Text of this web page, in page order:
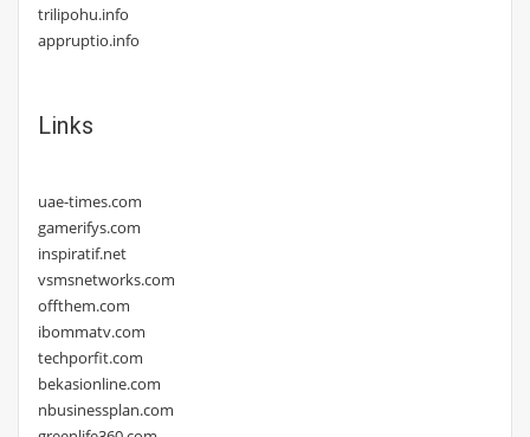
trilipohu.info
appruptio.info
Links
uae-times.com
gamerifys.com
inspiratif.net
vsmsnetworks.com
offthem.com
ibommatv.com
techporfit.com
bekasionline.com
nbusinessplan.com